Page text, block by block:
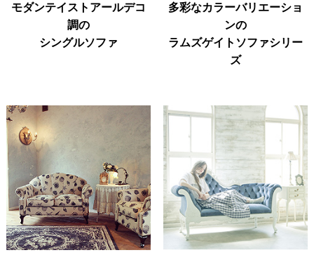
モダンテイストアールデコ
調の
シングルソファ
多彩なカラーバリエーショ
ンの
ラムズゲイトソファシリー
ズ